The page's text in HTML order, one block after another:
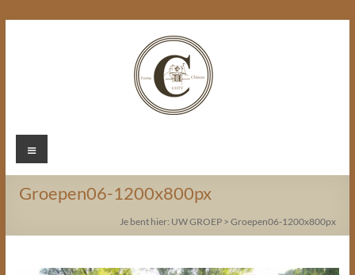
Chateau
Coty
Menu
Groepen06-1200x800px
Je bent hier: UW GROEP> Groepen06-1200x800px